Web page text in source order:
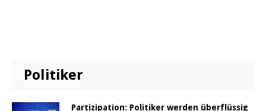
Politiker
Partizipation: Politiker werden überflüssig